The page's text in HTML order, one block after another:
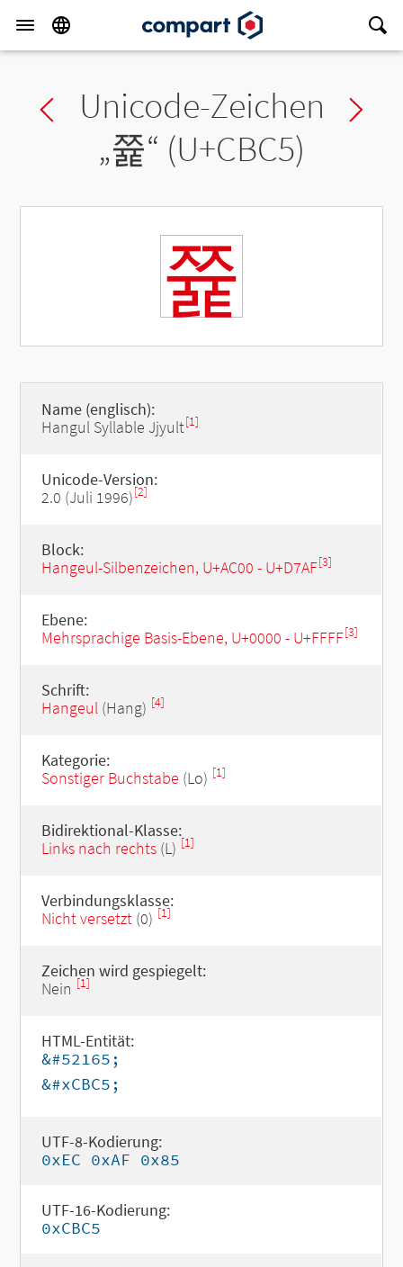
Previous char
Unicode-Zeichen
„쯅“ (U+CBC5)
쯅
Name (englisch):
Hangul Syllable Jjyult[1]
Unicode-Version:
2.0 (Juli 1996)[2]
Block:
Hangeul-Silbenzeichen, U+AC00 - U+D7AF[3]
Ebene:
Mehrsprachige Basis-Ebene, U+0000 - U+FFFF[3]
Schrift:
Hangeul(Hang) [4]
Kategorie:
Sonstiger Buchstabe (Lo) [1]
Bidirektional-Klasse:
Links nach rechts(L) [1]
Verbindungsklasse:
Nicht versetzt(0) [1]
Zeichen wird gespiegelt:
Nein [1]
HTML-Entität:
&#52165;
&#xCBC5;
UTF-8-Kodierung:
0xEC 0xAF 0x85
UTF-16-Kodierung:
0xCBC5